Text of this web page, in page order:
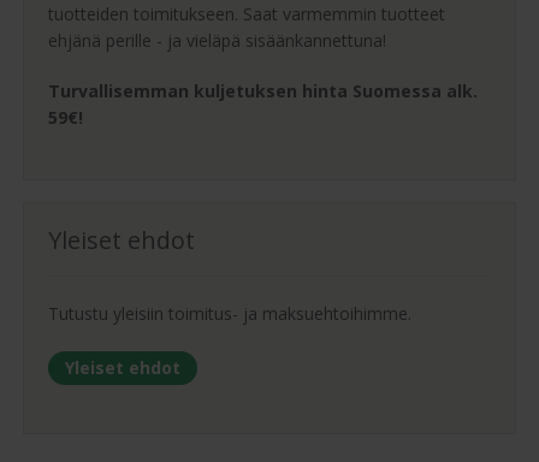
tuotteiden toimitukseen. Saat varmemmin tuotteet
ehjänä perille - ja vieläpä sisäänkannettuna!
Turvallisemman kuljetuksen hinta Suomessa alk.
59€!
Yleiset ehdot
Tutustu yleisiin toimitus- ja maksuehtoihimme.
Yleiset ehdot